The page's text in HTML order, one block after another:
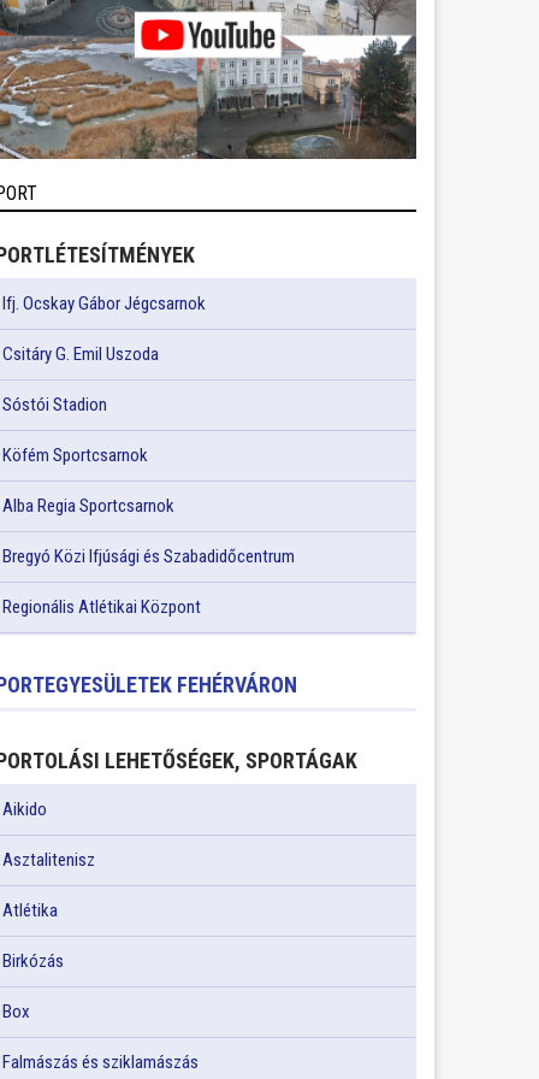
Ifj. Ocskay Gábor Jégcsarnok
Csitáry G. Emil Uszoda
Sóstói Stadion
Köfém Sportcsarnok
Alba Regia Sportcsarnok
Bregyó Közi Ifjúsági és Szabadidőcentrum
Regionális Atlétikai Központ
FEHÉRVÁRON
LEHETŐSÉGEK, SPORTÁGAK
Aikido
Asztalitenisz
Atlétika
Birkózás
Box
Falmászás és sziklamászás